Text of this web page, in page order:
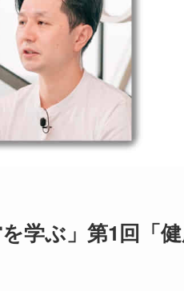
を学ぶ」第1回「